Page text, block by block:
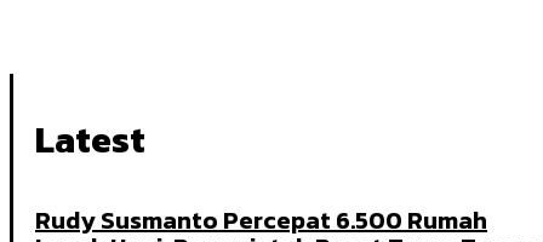
Latest
Rudy Susmanto Percepat 6.500 Rumah